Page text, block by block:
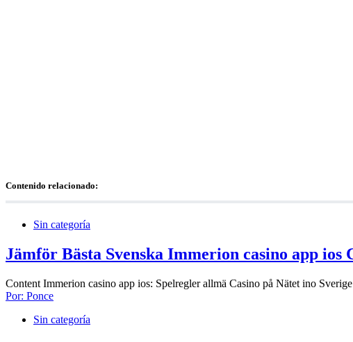
Contenido relacionado:
Sin categoría
Jämför Bästa Svenska Immerion casino app ios
Content Immerion casino app ios: Spelregler allmä Casino på Nätet ino
Por: Ponce
Sin categoría